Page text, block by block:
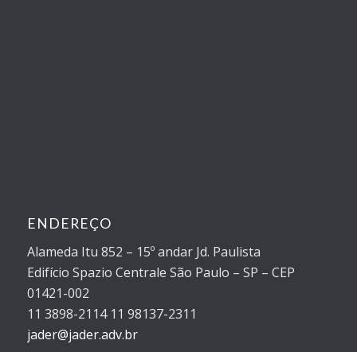
ENDEREÇO
Alameda Itu 852 – 15º andar Jd. Paulista
Edifício Spazio Centrale São Paulo – SP – CEP
01421-002
11 3898-2114 11 98137-2311
jader@jader.adv.br